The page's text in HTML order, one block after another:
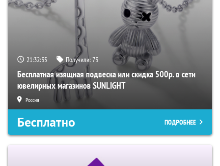
21:32:34 Получили:73
Бесплатная изящная подвеска или скидка 500р. в сети
ювелирных магазинов SUNLIGHT
Россия
Бесплатно ПОДРОБНЕЕ